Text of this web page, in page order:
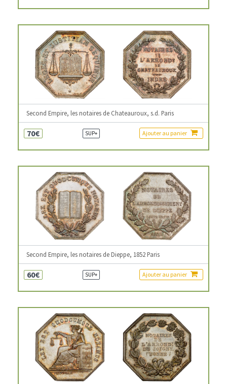
Second Empire, les notaires de Chateauroux, s.d. Paris
70€ SUP+ Ajouter au panier
Second Empire, les notaires de Dieppe, 1852 Paris
60€ SUP+ Ajouter au panier